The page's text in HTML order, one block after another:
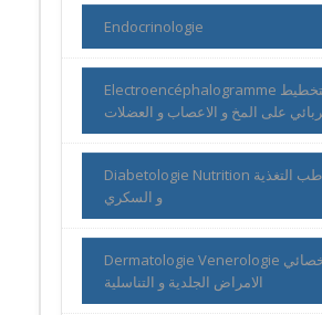
Endocrinologie
Electroencéphalogramme التخطيط
على المخ و الاعصاب و العضلات
Diabetologie Nutrition أخصائي طب التغذية
و السكري
Dermatologie Venerologie أخصائي
الامراض الجلدية و التناسلية